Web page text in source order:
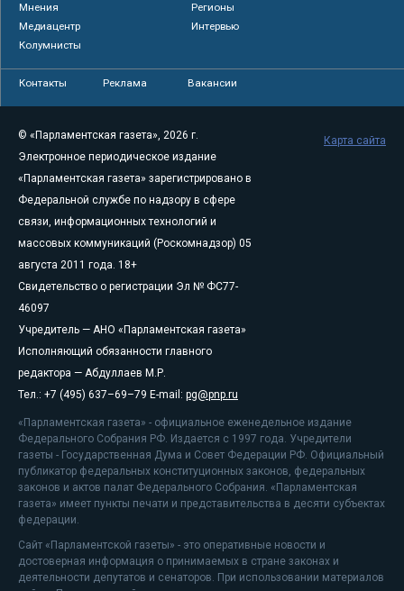
Мнения
Регионы
Медиацентр
Интервью
Колумнисты
Контакты Реклама Вакансии
© «Парламентская газета», 2026 г.
Электронное периодическое издание
«Парламентская газета» зарегистрировано в
Федеральной службе по надзору в сфере
связи, информационных технологий и
массовых коммуникаций (Роскомнадзор) 05
августа 2011 года. 18+
Свидетельство о регистрации Эл № ФС77-
46097
Учредитель — АНО «Парламентская газета»
Исполняющий обязанности главного
редактора — Абдуллаев М.Р.
Тел.: +7 (495) 637–69–79 E-mail: pg@pnp.ru
«Парламентская газета» - официальное еженедельное издание
Федерального Собрания РФ. Издается с 1997 года. Учредители
газеты - Государственная Дума и Совет Федерации РФ. Официальный
публикатор федеральных конституционных законов, федеральных
законов и актов палат Федерального Собрания. «Парламентская
газета» имеет пункты печати и представительства в десяти субъектах
федерации.
Сайт «Парламентской газеты» - это оперативные новости и
достоверная информация о принимаемых в стране законах и
деятельности депутатов и сенаторов. При использовании материалов
Карта сайта